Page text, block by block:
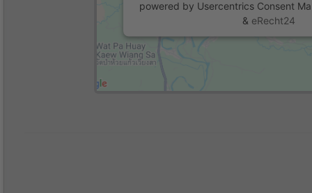
powered by Usercentrics Consent
& eRecht24